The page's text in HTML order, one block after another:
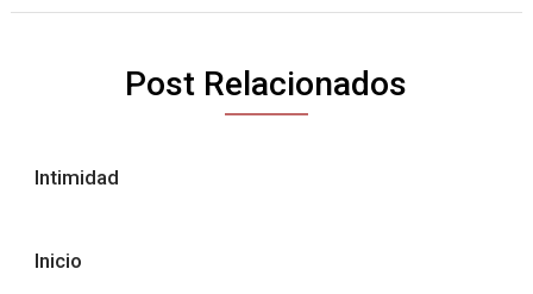
Post Relacionados
Intimidad
Inicio